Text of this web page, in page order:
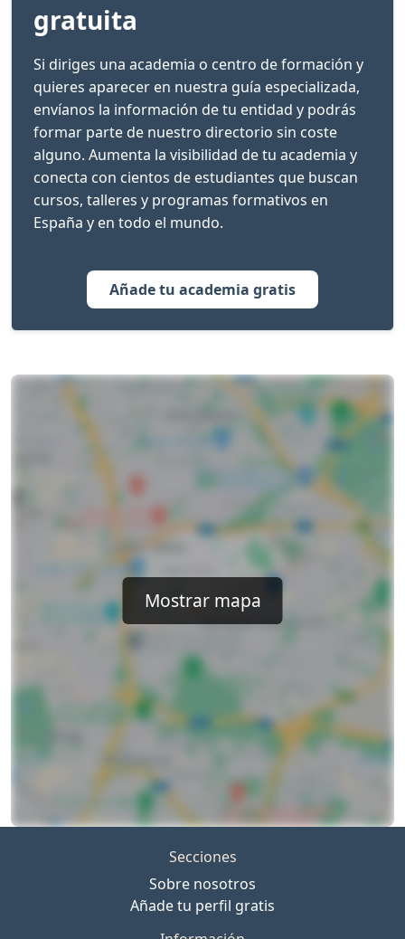
gratuita
Si diriges una academia o centro de formación y
quieres aparecer en nuestra guía especializada,
envíanos la información de tu entidad y podrás
formar parte de nuestro directorio sin coste
alguno. Aumenta la visibilidad de tu academia y
conecta con cientos de estudiantes que buscan
cursos, talleres y programas formativos en
España y en todo el mundo.
Añade tu academia gratis
Mostrar mapa
Secciones
Sobre nosotros
Añade tu perfil gratis